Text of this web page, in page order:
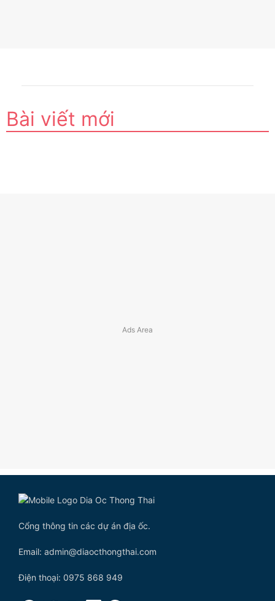
Bài viết mới
Cổng thông tin các dự án địa ốc.
Email: admin@diaocthongthai.com
Điện thoại: 0975 868 949